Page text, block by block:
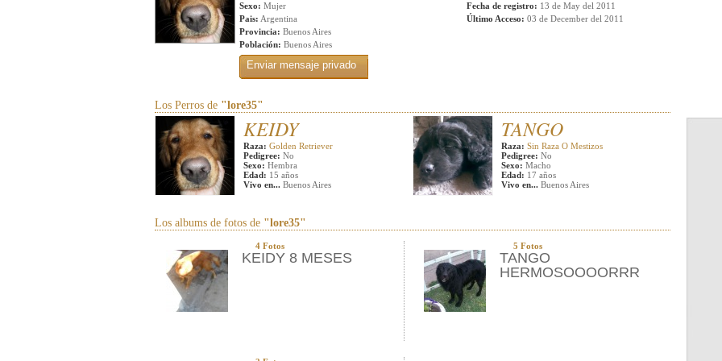
Sexo: Mujer
Pais: Argentina
Provincia: Buenos Aires
Población: Buenos Aires
Fecha de registro: 13 de May del 2011
Último Acceso: 03 de December del 2011
Los Perros de "lore35"
KEIDY
Raza: Golden Retriever
Pedigree: No
Sexo: Hembra
Edad: 15 años
Vivo en... Buenos Aires
TANGO
Raza: Sin Raza O Mestizos
Pedigree: No
Sexo: Macho
Edad: 17 años
Vivo en... Buenos Aires
Los albums de fotos de "lore35"
4 Fotos
KEIDY 8 MESES
5 Fotos
TANGO
HERMOSOOOORRR